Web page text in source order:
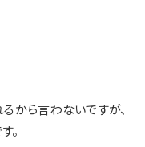
から言わないですが、
。